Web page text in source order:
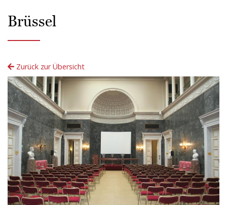
Brüssel
Zurück zur Übersicht